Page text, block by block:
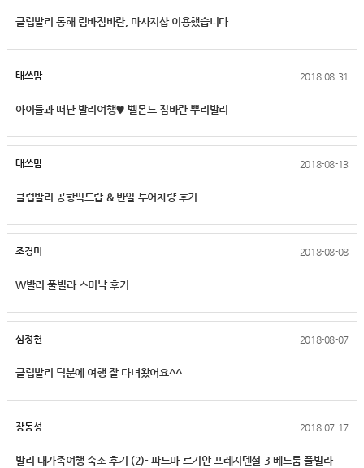
클럽발리 통해 림바짐바란, 마사지샵 이용했습니다
태쓰맘 2018-08-31
아이둘과 떠난 발리여행♥ 벨몬드 짐바란 뿌리발리
태쓰맘 2018-08-13
클럽발리 공항픽드랍 & 반일 투어차량 후기
조경미 2018-08-08
W발리 풀빌라 스미냑 후기
심정현 2018-08-07
클럽발리 덕분에 여행 잘 다녀왔어요^^
장동성 2018-07-17
발리 대가족여행 숙소 후기 (2)- 파드마 르기안 프레지덴셜 3 베드룸 풀빌라